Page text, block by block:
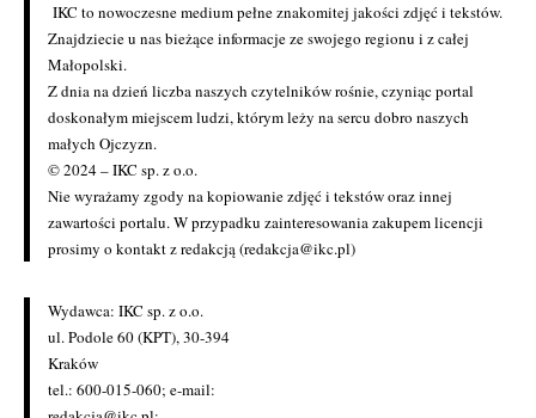
IKC to nowoczesne medium pełne znakomitej jakości zdjęć i tekstów.
Znajdziecie u nas bieżące informacje ze swojego regionu i z całej
Małopolski.
Z dnia na dzień liczba naszych czytelników rośnie, czyniąc portal
doskonałym miejscem ludzi, którym leży na sercu dobro naszych
małych Ojczyzn.
© 2024 – IKC sp. z o.o.
Nie wyrażamy zgody na kopiowanie zdjęć i tekstów oraz innej
zawartości portalu. W przypadku zainteresowania zakupem licencji
prosimy o kontakt z redakcją (redakcja@ikc.pl)
Wydawca: IKC sp. z o.o.
ul. Podole 60 (KPT), 30-394
Kraków
tel.: 600-015-060; e-mail: